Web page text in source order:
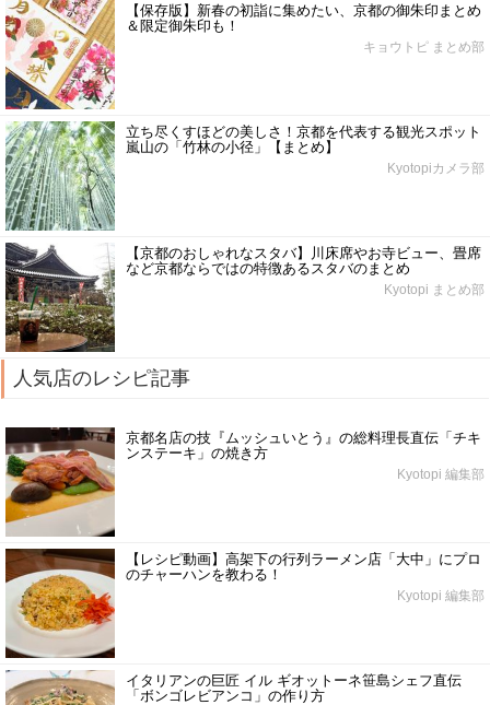
【保存版】新春の初詣に集めたい、京都の御朱印まとめ
＆限定御朱印も！
キョウトピ まとめ部
立ち尽くすほどの美しさ！京都を代表する観光スポット
嵐山の「竹林の小径」【まとめ】
Kyotopiカメラ部
【京都のおしゃれなスタバ】川床席やお寺ビュー、畳席
など京都ならではの特徴あるスタバのまとめ
Kyotopi まとめ部
人気店のレシピ記事
京都名店の技『ムッシュいとう』の総料理長直伝「チキ
ンステーキ」の焼き方
Kyotopi 編集部
【レシピ動画】高架下の行列ラーメン店「大中」にプロ
のチャーハンを教わる！
Kyotopi 編集部
イタリアンの巨匠 イル ギオットーネ笹島シェフ直伝
「ボンゴレビアンコ」の作り方